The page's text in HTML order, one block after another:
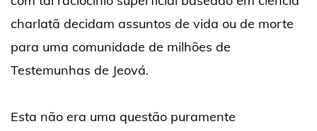
charlatã decidam assuntos de vida ou de morte
para uma comunidade de milhões de
Testemunhas de Jeová.
Esta não era uma questão puramente